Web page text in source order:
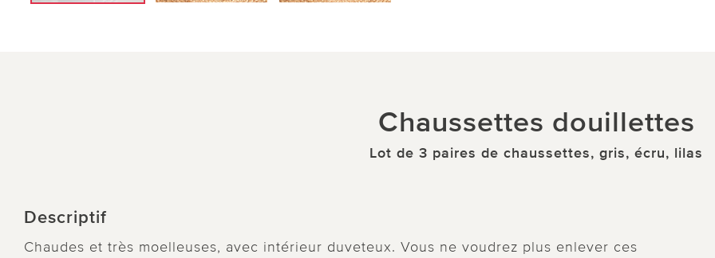
Chaussettes douillettes
Lot de 3 paires de chaussettes, gris, écru, lilas
Descriptif
Chaudes et très moelleuses, avec intérieur duveteux. Vous ne voudrez plus enlever ces